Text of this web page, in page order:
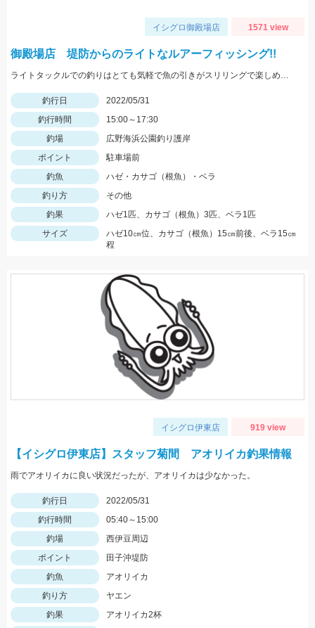
イシグロ御殿場店 1571 view
御殿場店 堤防からのライトなルアーフィッシング!!
ライトタックルでの釣りはとても気軽で魚の引きがスリリングで楽しめます！ワームの消耗が激しいので多めに用意していきましょう！
釣行日
2022/05/31
釣行時間
15:00～17:30
釣場
広野海浜公園釣り護岸
ポイント
駐車場前
釣魚
ハゼ・カサゴ（根魚）・ベラ
釣り方
その他
釣果
ハゼ1匹、カサゴ（根魚）3匹、ベラ1匹
サイズ
ハゼ10㎝位、カサゴ（根魚）15㎝前後、ベラ15㎝
程
イシグロ伊東店 919 view
【イシグロ伊東店】スタッフ菊間 アオリイカ釣果情報
雨でアオリイカに良い状況だったが、アオリイカは少なかった。
釣行日
2022/05/31
釣行時間
05:40～15:00
釣場
西伊豆周辺
ポイント
田子沖堤防
釣魚
アオリイカ
釣り方
ヤエン
釣果
アオリイカ2杯